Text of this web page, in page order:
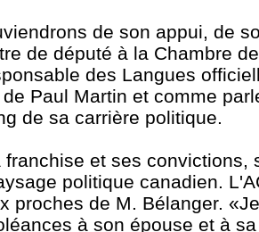
de son appui, de
de député à la Chambre
des Langues
Paul Martin et comme
de sa carrière politique.
franchise et ses convictions,
politique canadien.
proches de M. Bélanger.
à son épouse et à